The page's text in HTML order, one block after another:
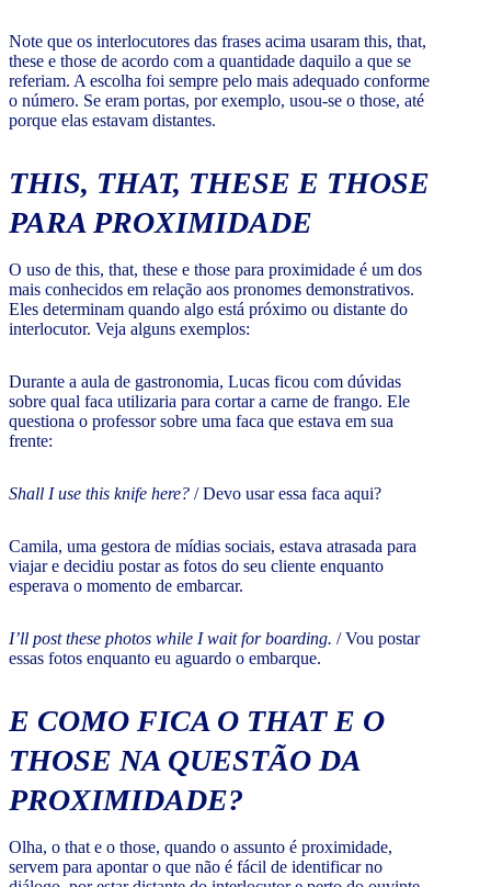
Note que os interlocutores das frases acima usaram this, that,
these e those de acordo com a quantidade daquilo a que se
referiam. A escolha foi sempre pelo mais adequado conforme
o número. Se eram portas, por exemplo, usou-se o those, até
porque elas estavam distantes.
THIS, THAT, THESE E THOSE
PARA PROXIMIDADE
O uso de this, that, these e those para proximidade é um dos
mais conhecidos em relação aos pronomes demonstrativos.
Eles determinam quando algo está próximo ou distante do
interlocutor. Veja alguns exemplos:
Durante a aula de gastronomia, Lucas ficou com dúvidas
sobre qual faca utilizaria para cortar a carne de frango. Ele
questiona o professor sobre uma faca que estava em sua
frente:
Shall I use this knife here? / Devo usar essa faca aqui?
Camila, uma gestora de mídias sociais, estava atrasada para
viajar e decidiu postar as fotos do seu cliente enquanto
esperava o momento de embarcar.
I’ll post these photos while I wait for boarding. / Vou postar
essas fotos enquanto eu aguardo o embarque.
E COMO FICA O THAT E O
THOSE NA QUESTÃO DA
PROXIMIDADE?
Olha, o that e o those, quando o assunto é proximidade,
servem para apontar o que não é fácil de identificar no